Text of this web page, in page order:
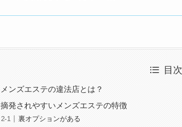
目次
メンズエステの違法店とは？
摘発されやすいメンズエステの特徴
裏オプションがある